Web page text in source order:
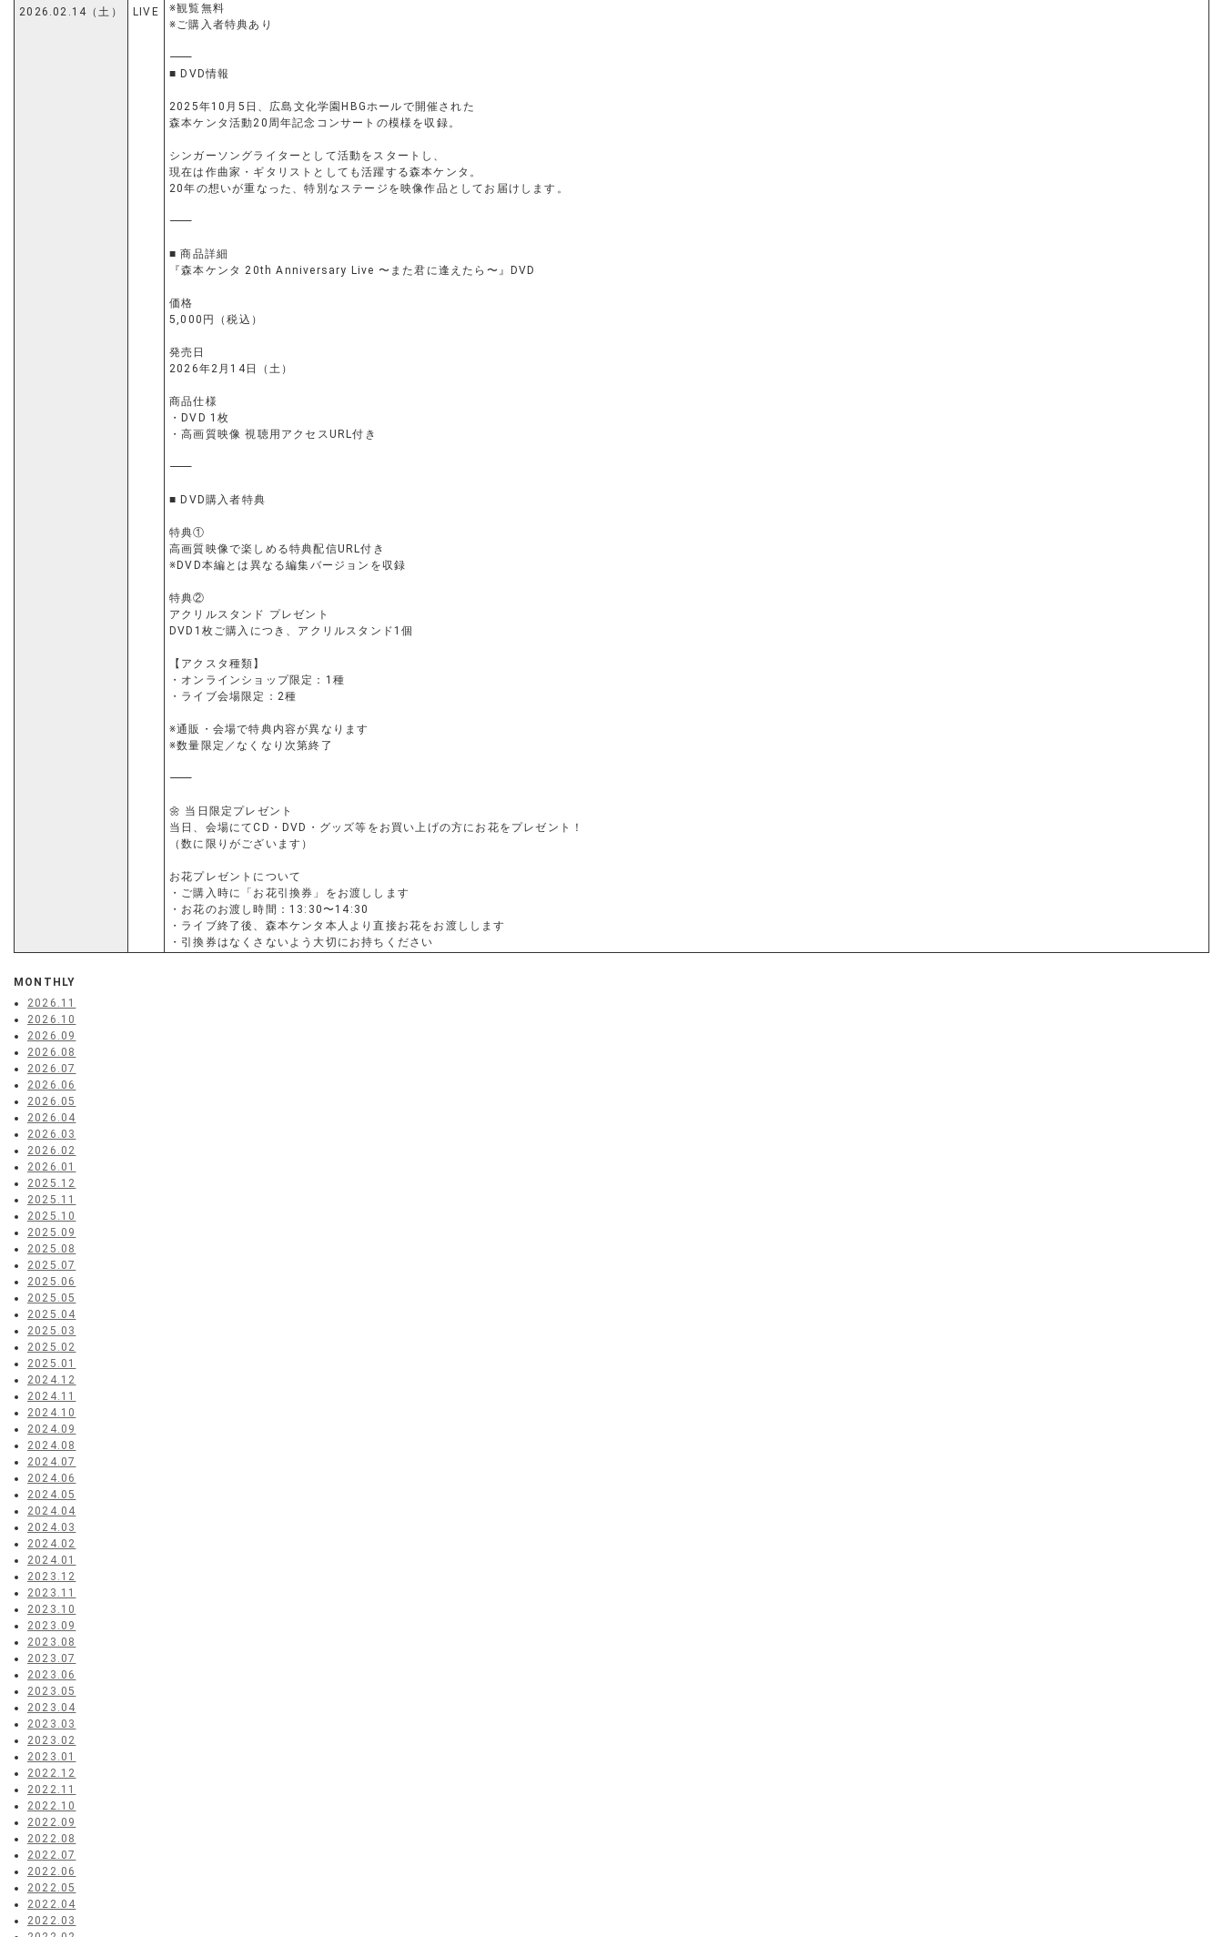
2026.02.14（土） LIVE
※観覧無料
※ご購入者特典あり
⸻
■ DVD情報
2025年10月5日、広島文化学園HBGホールで開催された
森本ケンタ活動20周年記念コンサートの模様を収録。
シンガーソングライターとして活動をスタートし、
現在は作曲家・ギタリストとしても活躍する森本ケンタ。
20年の想いが重なった、特別なステージを映像作品としてお届けします。
⸻
■ 商品詳細
『森本ケンタ 20th Anniversary Live 〜また君に逢えたら〜』DVD
価格
5,000円（税込）
発売日
2026年2月14日（土）
商品仕様
・DVD 1枚
・高画質映像 視聴用アクセスURL付き
⸻
■ DVD購入者特典
特典①
高画質映像で楽しめる特典配信URL付き
※DVD本編とは異なる編集バージョンを収録
特典②
アクリルスタンド プレゼント
DVD1枚ご購入につき、アクリルスタンド1個
【アクスタ種類】
・オンラインショップ限定：1種
・ライブ会場限定：2種
※通販・会場で特典内容が異なります
※数量限定／なくなり次第終了
⸻
🌼 当日限定プレゼント
当日、会場にてCD・DVD・グッズ等をお買い上げの方にお花をプレゼント！
（数に限りがございます）
お花プレゼントについて
・ご購入時に「お花引換券」をお渡しします
・お花のお渡し時間：13:30〜14:30
・ライブ終了後、森本ケンタ本人より直接お花をお渡しします
・引換券はなくさないよう大切にお持ちください
MONTHLY
2026.11
2026.10
2026.09
2026.08
2026.07
2026.06
2026.05
2026.04
2026.03
2026.02
2026.01
2025.12
2025.11
2025.10
2025.09
2025.08
2025.07
2025.06
2025.05
2025.04
2025.03
2025.02
2025.01
2024.12
2024.11
2024.10
2024.09
2024.08
2024.07
2024.06
2024.05
2024.04
2024.03
2024.02
2024.01
2023.12
2023.11
2023.10
2023.09
2023.08
2023.07
2023.06
2023.05
2023.04
2023.03
2023.02
2023.01
2022.12
2022.11
2022.10
2022.09
2022.08
2022.07
2022.06
2022.05
2022.04
2022.03